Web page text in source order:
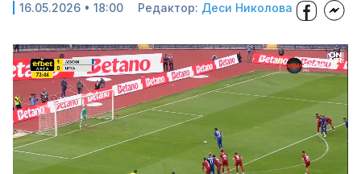
16.05.2026 • 18:00 Редактор: Деси Николова